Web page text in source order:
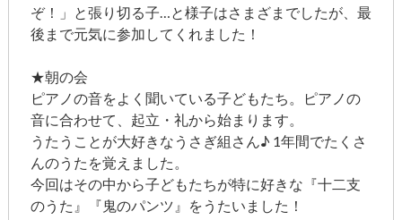
ぞ！」と張り切る子…と様子はさまざまでしたが、最
後まで元気に参加してくれました！
★朝の会
ピアノの音をよく聞いている子どもたち。ピアノの
音に合わせて、起立・礼から始まります。
うたうことが大好きなうさぎ組さん♪ 1年間でたくさ
んのうたを覚えました。
今回はその中から子どもたちが特に好きな『十二支
のうた』『鬼のパンツ』をうたいました！